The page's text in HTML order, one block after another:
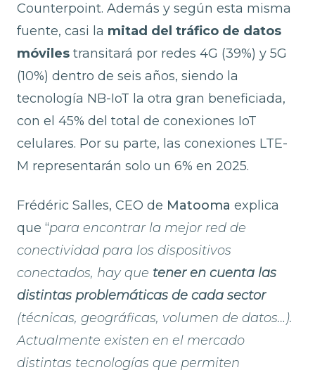
Counterpoint. Además y según esta misma
fuente, casi la mitad del tráfico de datos
móviles transitará por redes 4G (39%) y 5G
(10%) dentro de seis años, siendo la
tecnología NB-IoT la otra gran beneficiada,
con el 45% del total de conexiones IoT
celulares. Por su parte, las conexiones LTE-
M representarán solo un 6% en 2025.
Frédéric Salles, CEO de Matooma explica
que “para encontrar la mejor red de
conectividad para los dispositivos
conectados, hay que tener en cuenta las
distintas problemáticas de cada sector
(técnicas, geográficas, volumen de datos…).
Actualmente existen en el mercado
distintas tecnologías que permiten